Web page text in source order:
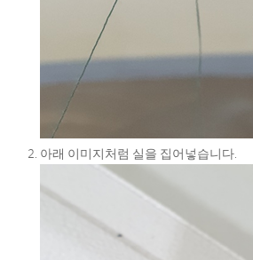
아래 이미지처럼 실을 집어넣습니다.